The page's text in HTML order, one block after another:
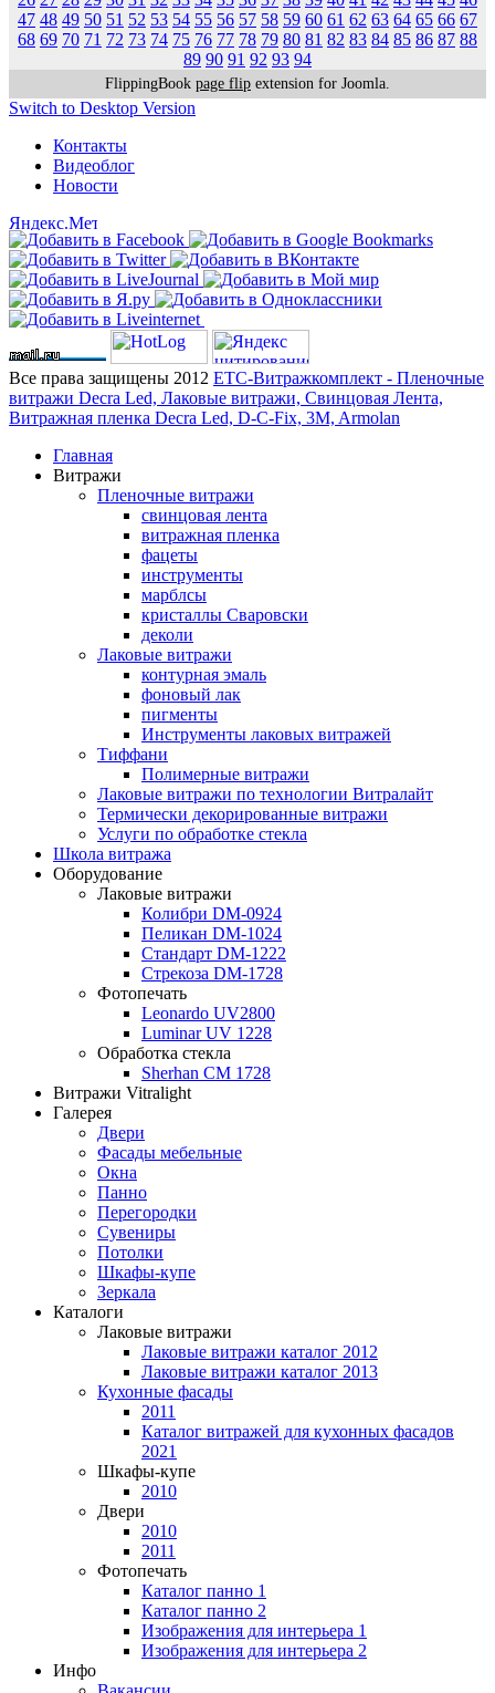
47 48 49 50 51 52 53 54 55 56 57 58 59 60 61 62 63 64 65 66 67
68 69 70 71 72 73 74 75 76 77 78 79 80 81 82 83 84 85 86 87 88
89 90 91 92 93 94
FlippingBook page flip extension for Joomla.
Switch to Desktop Version
Контакты
Видеоблог
Новости
Все права защищены 2012 ЕТС-Витражкомплект - Пленочные
витражи Decra Led, Лаковые витражи, Свинцовая Лента,
Витражная пленка Decra Led, D-C-Fix, 3M, Armolan
Главная
Витражи
Пленочные витражи
свинцовая лента
витражная пленка
фацеты
инструменты
марблсы
кристаллы Сваровски
деколи
Лаковые витражи
контурная эмаль
фоновый лак
пигменты
Инструменты лаковых витражей
Тиффани
Полимерные витражи
Лаковые витражи по технологии Витралайт
Термически декорированные витражи
Услуги по обработке стекла
Школа витража
Оборудование
Лаковые витражи
Колибри DM-0924
Пеликан DM-1024
Стандарт DM-1222
Стрекоза DM-1728
Фотопечать
Leonardo UV2800
Luminar UV 1228
Обработка стекла
Sherhan CM 1728
Витражи Vitralight
Галерея
Двери
Фасады мебельные
Окна
Панно
Перегородки
Сувениры
Потолки
Шкафы-купе
Зеркала
Каталоги
Лаковые витражи
Лаковые витражи каталог 2012
Лаковые витражи каталог 2013
Кухонные фасады
2011
Каталог витражей для кухонных фасадов
2021
Шкафы-купе
2010
Двери
2010
2011
Фотопечать
Каталог панно 1
Каталог панно 2
Изображения для интерьера 1
Изображения для интерьера 2
Инфо